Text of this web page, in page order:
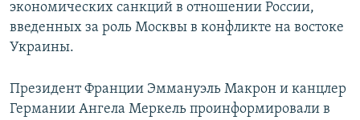
экономических санкций в отношении России,
введенных за роль Москвы в конфликте на востоке
Украины.
Президент Франции Эммануэль Макрон и канцлер
Германии Ангела Меркель проинформировали в